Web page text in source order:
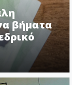
βήματα